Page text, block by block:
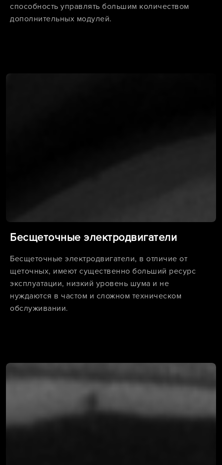
способность управлять большим количеством
дополнительных модулей.
Бесщеточные электродвигатели
Бесщеточные электродвигатели, в отличие от
щеточных, имеют существенно больший ресурс
эксплуатации, низкий уровень шума и не
нуждаются в частом и сложном техническом
обслуживании.